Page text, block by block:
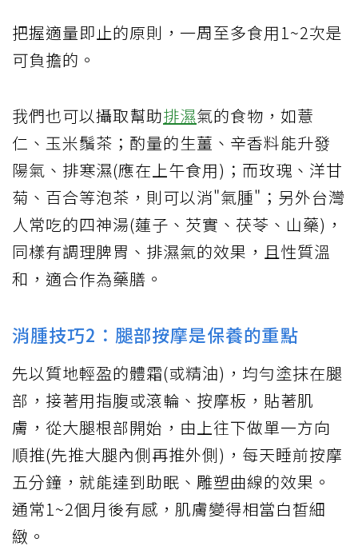
把握適量即止的原則，一周至多食用1~2次是
可負擔的。
我們也可以攝取幫助排濕氣的食物，如薏
仁、玉米鬚茶；酌量的生薑、辛香料能升發
陽氣、排寒濕(應在上午食用)；而玫瑰、洋甘
菊、百合等泡茶，則可以消"氣腫"；另外台灣
人常吃的四神湯(蓮子、芡實、茯苓、山藥)，
同樣有調理脾胃、排濕氣的效果，且性質溫
和，適合作為藥膳。
消腫技巧2：腿部按摩是保養的重點
先以質地輕盈的體霜(或精油)，均勻塗抹在腿
部，接著用指腹或滾輪、按摩板，貼著肌
膚，從大腿根部開始，由上往下做單一方向
順推(先推大腿內側再推外側)，每天睡前按摩
五分鐘，就能達到助眠、雕塑曲線的效果。
通常1~2個月後有感，肌膚變得相當白皙細
緻。